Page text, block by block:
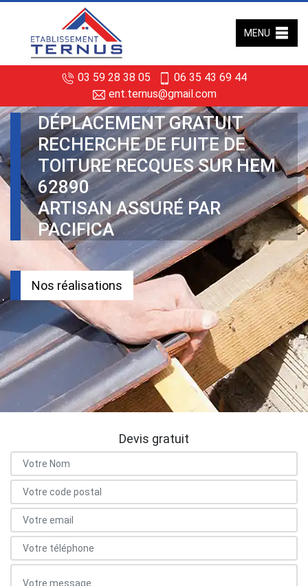
03 59 28 38 05
06 35 43 69 44
ent.ternus@gmail.com
MENU
DÉPLACEMENT GRATUIT
RECHERCHE DE FUITE DE
TOITURE RECQUES SUR HEM
62890
ARTISAN ASSURÉ PAR
PACIFICA
Nos réalisations
Devis gratuit